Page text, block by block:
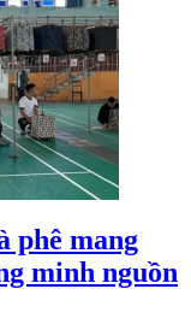
phê mang
minh nguồn